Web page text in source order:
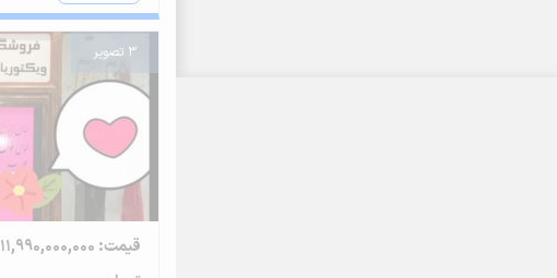
3 تصویر
قیمت: 11,990,000,000